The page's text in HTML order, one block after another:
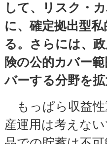
して、リスク・
に、確定拠出型
る。さらには、
険の公的カバー
バーする分野を
もっぱら収益性
産運用は考えな